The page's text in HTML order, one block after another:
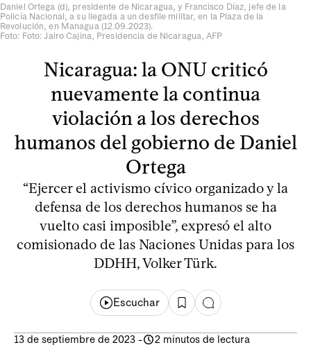
Daniel Ortega (d), presidente de Nicaragua, y Francisco Díaz, jefe de la
Policía Nacional, a su llegada a un desfile militar, en la Plaza de la
Revolución, en Managua (12.09.2023).
Foto: Foto: Jairo Cajina, Presidencia de Nicaragua, AFP
Nicaragua: la ONU criticó
nuevamente la continua
violación a los derechos
humanos del gobierno de Daniel
Ortega
“Ejercer el activismo cívico organizado y la
defensa de los derechos humanos se ha
vuelto casi imposible”, expresó el alto
comisionado de las Naciones Unidas para los
DDHH, Volker Türk.
Escuchar
13 de septiembre de 2023 - 2 minutos de lectura